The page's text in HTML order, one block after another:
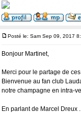
Posté le: Sam Sep 09, 2017
Bonjour Martinet,
Merci pour le partage de
Bienvenue au fan club
notre champagne en intra-
En parlant de Marcel Dreux